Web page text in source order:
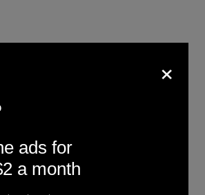
παίζει ένας DJ.
χορεύει, αγγίζεται
×
ads for
a month